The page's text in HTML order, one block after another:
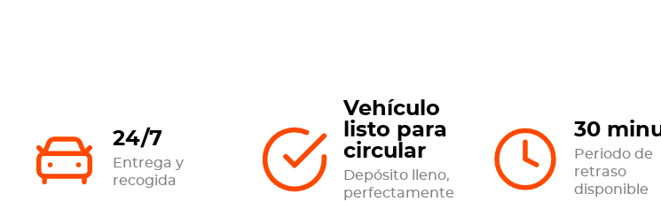
24/7
Entrega y
recogida
Vehículo
listo para
circular
Depósito lleno,
perfectamente
30
Periodo de
retraso
disponible